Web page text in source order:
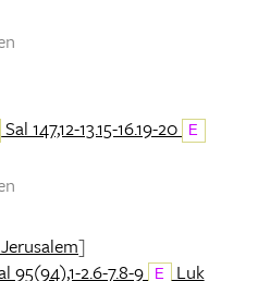
Sal 147,12-13.15-16.19-20 E
]
95(94),1-2.6-7.8-9 E
Luk